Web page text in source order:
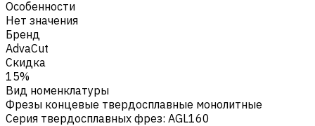
Особенности
Нет значения
Бренд
AdvaCut
Скидка
15%
Вид номенклатуры
Фрезы концевые твердосплавные монолитные
Серия твердосплавных фрез: AGL160